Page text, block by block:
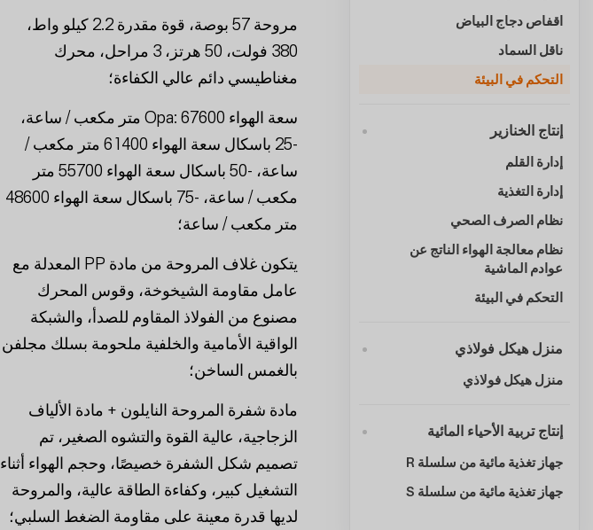
اقفاص دجاج البياض
ناقل السماد
التحكم في البيئة
إنتاج الخنازير
إدارة القلم
إدارة التغذية
نظام الصرف الصحي
نظام معالجة الهواء الناتج عن
عوادم الماشية
التحكم في البيئة
منزل هيكل فولاذي
منزل هيكل فولاذي
إنتاج تربية الأحياء المائية
جهاز تغذية مائية من سلسلة R
جهاز تغذية مائية من سلسلة S
مروحة 57 بوصة، قوة مقدرة 2.2 كيلو واط،
380 فولت، 50 هرتز، 3 مراحل، محرك
مغناطيسي دائم عالي الكفاءة؛
سعة الهواء Opa: 67600 متر مكعب / ساعة،
-25 باسكال سعة الهواء 61400 متر مكعب /
ساعة، -50 باسكال سعة الهواء 55700 متر
مكعب / ساعة، -75 باسكال سعة الهواء 48600
متر مكعب / ساعة؛
يتكون غلاف المروحة من مادة PP المعدلة مع
عامل مقاومة الشيخوخة، وقوس المحرك
مصنوع من الفولاذ المقاوم للصدأ، والشبكة
الواقية الأمامية والخلفية ملحومة بسلك مجلفن
بالغمس الساخن؛
مادة شفرة المروحة النايلون + مادة الألياف
الزجاجية، عالية القوة والتشوه الصغير، تم
تصميم شكل الشفرة خصيصًا، وحجم الهواء أثناء
التشغيل كبير، وكفاءة الطاقة عالية، والمروحة
لديها قدرة معينة على مقاومة الضغط السلبي؛